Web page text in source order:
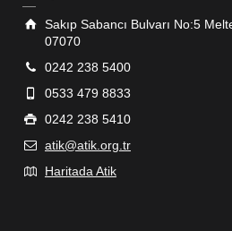
Sakıp Sabancı Bulvarı No:5
07070
0242 238 5400
0533 479 8833
0242 238 5410
atik@atik.org.tr
Haritada Atik